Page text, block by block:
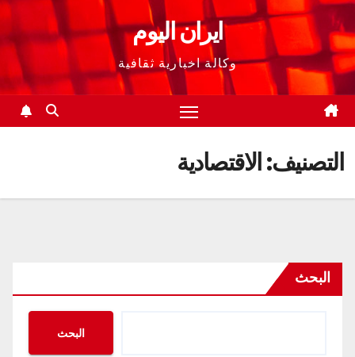
ايران اليوم
وكالة اخبارية ثقافية
التصنيف: الاقتصادية
البحث
البحث